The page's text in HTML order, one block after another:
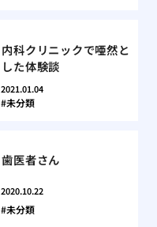
内科クリニックで唖然と
した体験談
2021.01.04
未分類
歯医者さん
2020.10.22
未分類